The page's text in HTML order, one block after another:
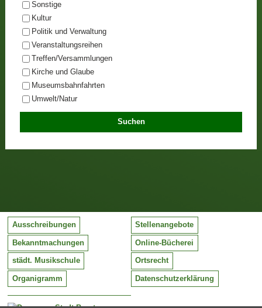
Sonstige
Kultur
Politik und Verwaltung
Veranstaltungsreihen
Treffen/Versammlungen
Kirche und Glaube
Museumsbahnfahrten
Umwelt/Natur
Ausschreibungen Stellenangebote
Bekanntmachungen Online-Bücherei
städt. Musikschule Ortsrecht
Organigramm Datenschutzerklärung